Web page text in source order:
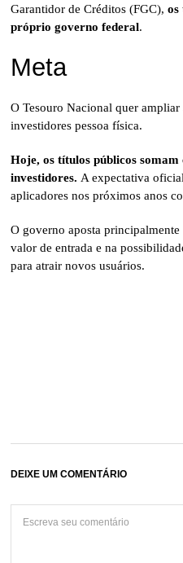
Garantidor de Créditos (FGC),os
próprio governo federal.
Meta
O Tesouro Nacional quer
investidores pessoa física.
Hoje, os títulos públicos somam
investidores. A expectativa
aplicadores nos próximos anos
O governo aposta
valor de entrada e na
para atrair novos usuários.
DEIXE UM COMENTÁRIO